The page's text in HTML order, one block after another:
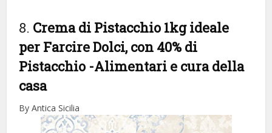
8. Crema di Pistacchio 1kg ideale
per Farcire Dolci, con 40% di
Pistacchio -Alimentari e cura della
casa
By Antica Sicilia